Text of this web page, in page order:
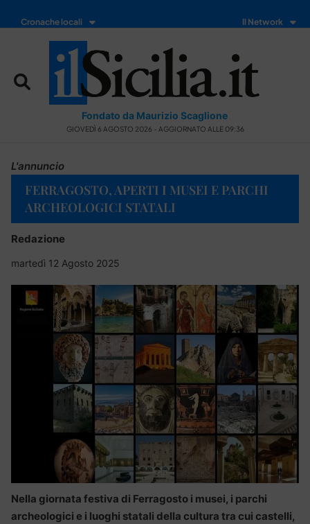
Cronache locali Il Network
Fondato da Maurizio Scaglione
GIOVEDÌ 6 AGOSTO 2026 - AGGIORNATO ALLE 09:36
L'annuncio
FERRAGOSTO, APERTI I MUSEI E PARCHI
ARCHEOLOGICI STATALI
Redazione
martedì 12 Agosto 2025
Nella giornata festiva di Ferragosto i musei, i parchi
archeologici e i luoghi statali della cultura tra cui castelli,